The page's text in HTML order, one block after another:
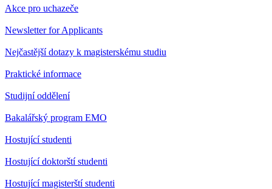
Akce pro uchazeče
Newsletter for Applicants
Nejčastější dotazy k magisterskému studiu
Praktické informace
Studijní oddělení
Bakalářský program EMO
Hostující studenti
Hostující doktorští studenti
Hostující magisterští studenti